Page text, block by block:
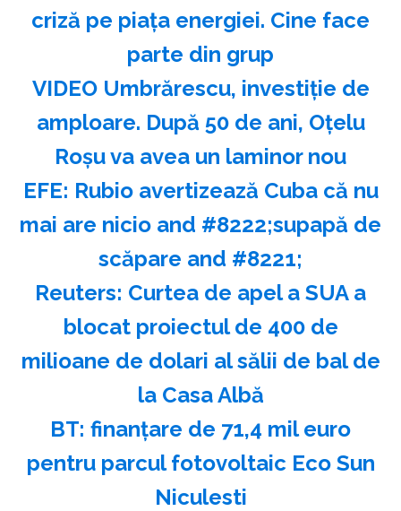
criză pe piața energiei. Cine face
parte din grup
VIDEO Umbrărescu, investiție de
amploare. După 50 de ani, Oțelu
Roșu va avea un laminor nou
EFE: Rubio avertizează Cuba că nu
mai are nicio and #8222;supapă de
scăpare and #8221;
Reuters: Curtea de apel a SUA a
blocat proiectul de 400 de
milioane de dolari al sălii de bal de
la Casa Albă
BT: finanţare de 71,4 mil euro
pentru parcul fotovoltaic Eco Sun
Niculesti